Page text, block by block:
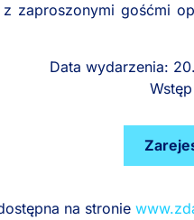
zaproszonymi gośćmi
Data wydarzenia:
na stronie